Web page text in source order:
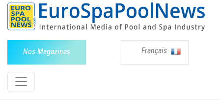
Nos Magazines Français